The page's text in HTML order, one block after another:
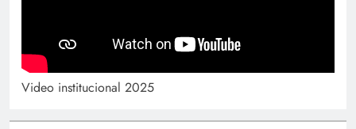
Video institucional 2025